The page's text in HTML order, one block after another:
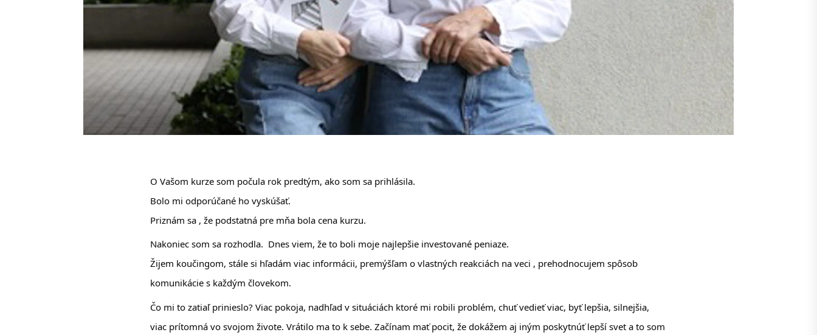
O Vašom kurze som počula rok predtým, ako som sa prihlásila.
Bolo mi odporúčané ho vyskúšať.
Priznám sa , že podstatná pre mňa bola cena kurzu.
Nakoniec som sa rozhodla.  Dnes viem, že to boli moje najlepšie investované peniaze.
Žijem koučingom, stále si hľadám viac informácii, premýšľam o vlastných reakciách na veci , prehodnocujem spôsob
komunikácie s každým človekom.
Čo mi to zatiaľ prinieslo? Viac pokoja, nadhľad v situáciách ktoré mi robili problém, chuť vedieť viac, byť lepšia, silnejšia,
viac prítomná vo svojom živote. Vrátilo ma to k sebe. Začínam mať pocit, že dokážem aj iným poskytnúť lepší svet a to som